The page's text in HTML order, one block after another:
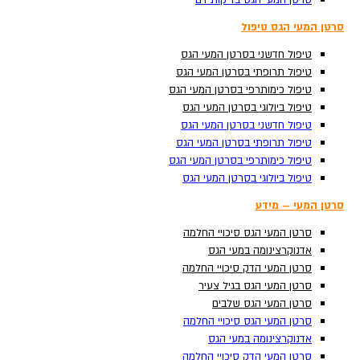
סרטן המעי הגס טיפול
טיפול חדשני בסרטן המעי הגס
טיפול תרופתי בסרטן המעי הגס
טיפול כימותרפי בסרטן המעי הגס
טיפול ביולוגי בסרטן המעי הגס
טיפול חדשני בסרטן המעי הגס
טיפול תרופתי בסרטן המעי הגס
טיפול כימותרפי בסרטן המעי הגס
טיפול ביולוגי בסרטן המעי הגס
סרטן המעי – מידע
סרטן המעי הגס סיכויי החלמה
אדנוקרצינומה במעי הגס
סרטן המעי הדק סיכויי החלמה
סרטן המעי הגס בגיל צעיר
סרטן המעי הגס שלבים
סרטן המעי הגס סיכויי החלמה
אדנוקרצינומה במעי הגס
סרטן המעי הדק סיכויי החלמה
Search ...
סרטן המעי הגס טיפול
טיפול חדשני בסרטן המעי הגס
טיפול תרופתי בסרטן המעי הגס
טיפול כימותרפי בסרטן המעי הגס
טיפול ביולוגי בסרטן המעי הגס
טיפול חדשני בסרטן המעי הגס
טיפול תרופתי בסרטן המעי הגס
טיפול כימותרפי בסרטן המעי הגס
טיפול ביולוגי בסרטן המעי הגס
סרטן המעי – מידע
סרטן המעי הגס סיכויי החלמה
אדנוקרצינומה במעי הגס
סרטן המעי הדק סיכויי החלמה
סרטן המעי הגס בגיל צעיר
סרטן המעי הגס שלבים
סרטן המעי הגס סיכויי החלמה
אדנוקרצינומה במעי הגס
סרטן המעי הדק סיכויי החלמה